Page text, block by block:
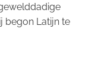
begon Latijn te